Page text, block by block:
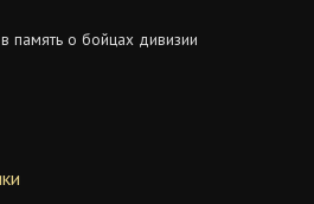
память о бойцах дивизии